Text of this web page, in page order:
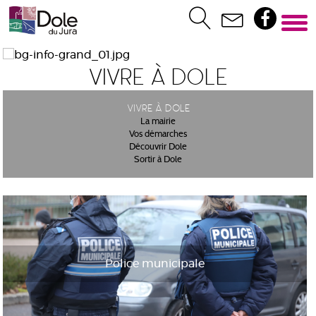
Vivre à Dole
Vivre à Dole
La mairie
Vos démarches
Découvrir Dole
Sortir à Dole
Police municipale